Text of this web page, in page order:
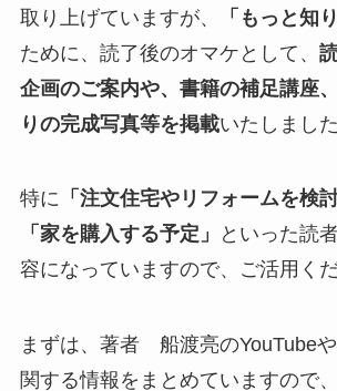
取り上げていますが、
「もっと知
ために、読了後のオマケとして、
企画のご案内や、書籍の補足講座
りの完成写真等を掲載いたしました
特に 「注文住宅やリフォームを検
「家を購入する予定」
といった読
容になっていますので、ご活用くだ
まずは、著者 船渡亮のYouTube
関する情報をまとめていますので